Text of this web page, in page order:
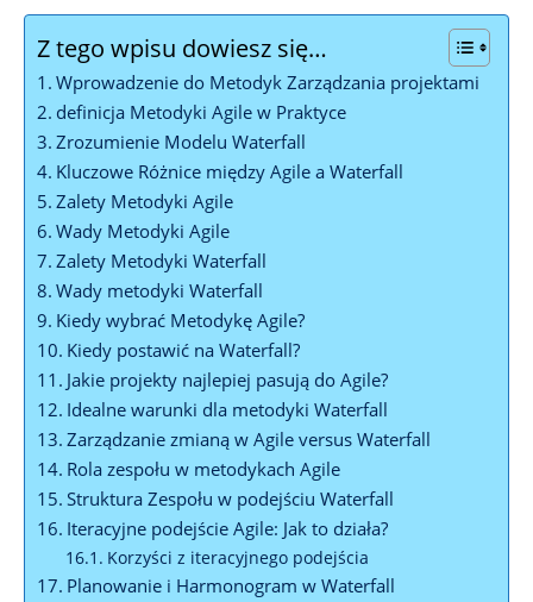
Z tego wpisu dowiesz się…
Wprowadzenie do Metodyk Zarządzania projektami
definicja Metodyki Agile w Praktyce
Zrozumienie Modelu Waterfall
Kluczowe Różnice między Agile a Waterfall
Zalety Metodyki Agile
Wady Metodyki Agile
Zalety Metodyki Waterfall
Wady metodyki Waterfall
Kiedy wybrać Metodykę Agile?
Kiedy postawić na Waterfall?
Jakie projekty najlepiej pasują do Agile?
Idealne warunki dla metodyki Waterfall
Zarządzanie zmianą w Agile versus Waterfall
Rola zespołu w metodykach Agile
Struktura Zespołu w podejściu Waterfall
Iteracyjne podejście Agile: Jak to działa?
Korzyści z iteracyjnego podejścia
Planowanie i Harmonogram w Waterfall